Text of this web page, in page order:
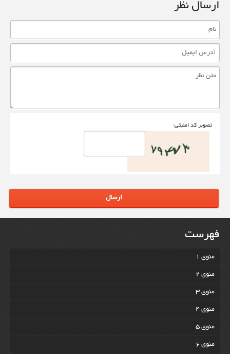
ارسال نظر
تصوير کد امنيتی:
ارسال
فهرست
منوی 1
منوی 2
منوی 3
منوی 4
منوی 5
منوی 6